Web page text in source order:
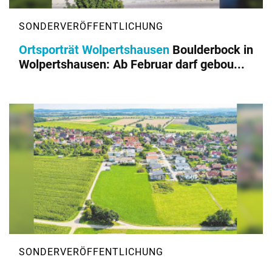
Ortsporträt Wolpertshausen Boulderbock in
Wolpertshausen: Ab Februar darf gebou...